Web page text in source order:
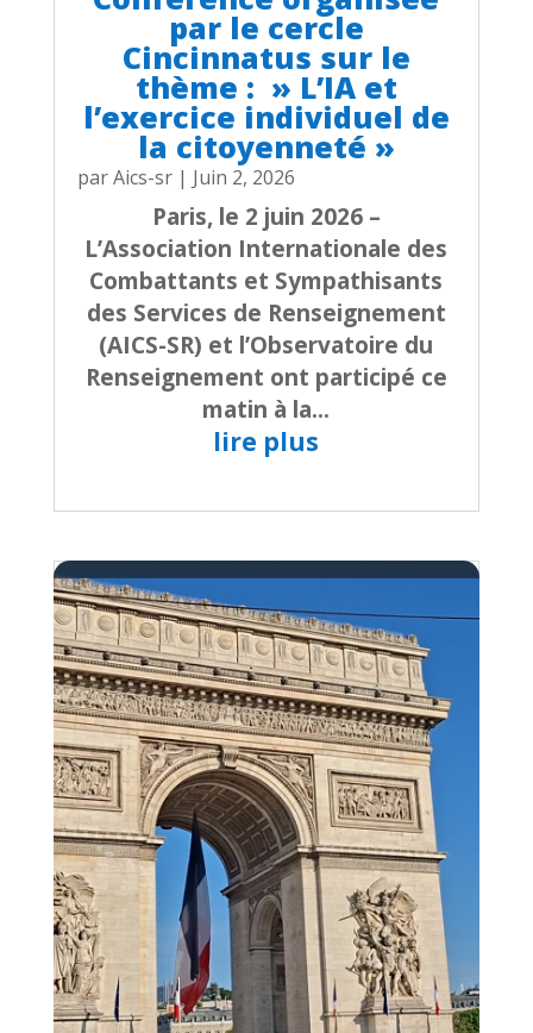
par le cercle
Cincinnatus sur le
thème : » L’IA et
l’exercice individuel de
la citoyenneté »
parAics-sr| Juin 2, 2026
Paris, le 2 juin 2026 –
L’Association Internationale des
Combattants et Sympathisants
des Services de Renseignement
(AICS-SR) et l’Observatoire du
Renseignement ont participé ce
matin à la...
lire plus